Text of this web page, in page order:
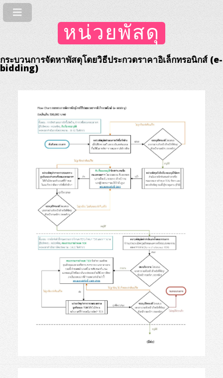
หน่วยพัสดุ
กระบวนการจัดหาพัสดุโดยวิธีประกวดราคาอิเล็กทรอนิกส์ (e-
bidding)